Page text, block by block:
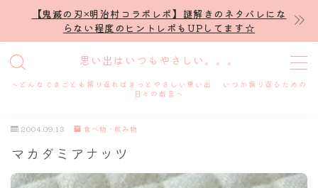
【鬼滅の刃×明治村コラボレポ】謎解きのネタバレにな
らない程度のヒントレポもUPしてます☆
思い出はいつもやさしい。。。
～どんなできごとも振り返ればきっとやさしい思い出 いつか振り返るための
日々の戯言～
MENU
プロフィール
謎解き
2004.09.13 食べ物・飲み物
マカダミアナッツ